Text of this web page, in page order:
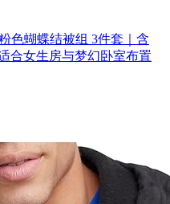
色蝴蝶结被组 3件套｜含
合女生房与梦幻卧室布置